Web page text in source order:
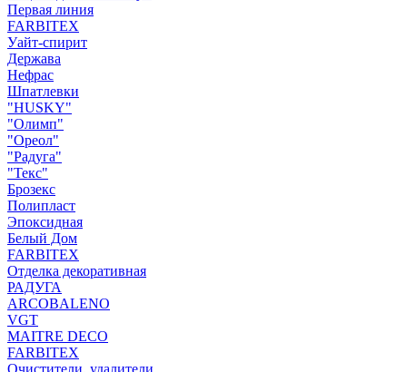
Первая линия
FARBITEX
Уайт-спирит
Держава
Нефрас
Шпатлевки
"HUSKY"
"Олимп"
"Ореол"
"Радуга"
"Текс"
Брозекс
Полипласт
Эпоксидная
Белый Дом
FARBITEX
Отделка декоративная
РАДУГА
ARCOBALENO
VGT
MAITRE DECO
FARBITEX
Очистители, удалители